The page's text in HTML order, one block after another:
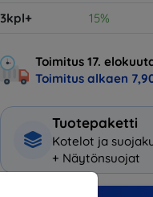
3kpl+
15%
Toimitus 17.
Toimitus alkaen
Tuotepaketti
Kotelot ja
+ Näytönsuojat